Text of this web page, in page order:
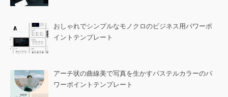
おしゃれでシンプルなモノクロのビジネス用パワーポ
イントテンプレート
アーチ状の曲線美で写真を生かすパステルカラーのパ
ワーポイントテンプレート